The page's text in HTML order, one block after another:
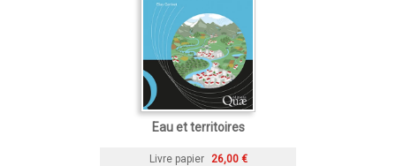
Eau et territoires
Livre papier 26,00 €